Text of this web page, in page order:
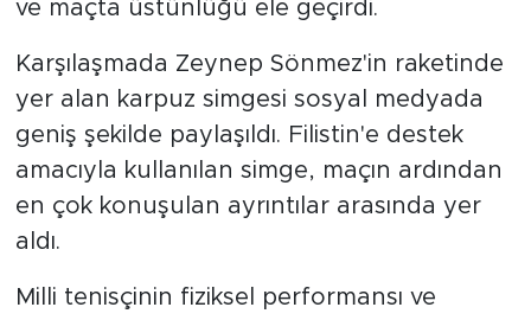
ve maçta üstünlüğü ele geçirdi.
Karşılaşmada Zeynep Sönmez'in raketinde
yer alan karpuz simgesi sosyal medyada
geniş şekilde paylaşıldı. Filistin'e destek
amacıyla kullanılan simge, maçın ardından
en çok konuşulan ayrıntılar arasında yer
aldı.
Milli tenisçinin fiziksel performansı ve